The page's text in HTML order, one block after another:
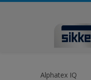
Alphatex IQ